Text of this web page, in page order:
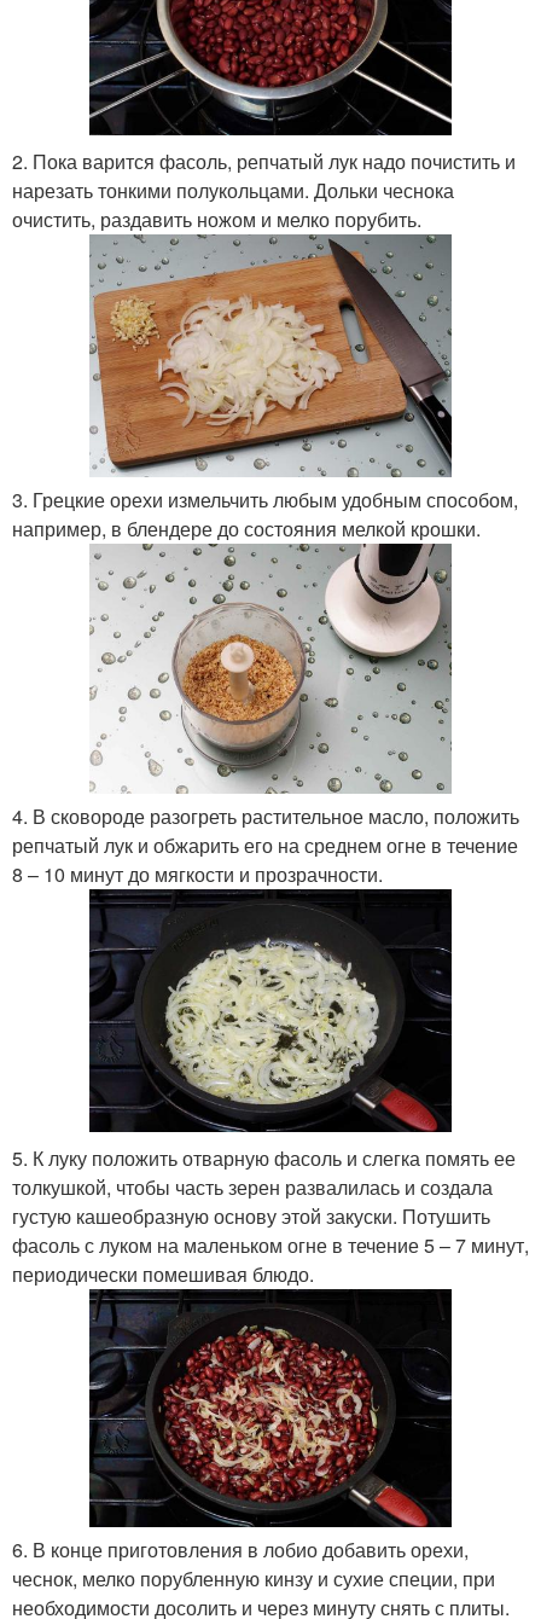
2. Пока варится фасоль, репчатый лук надо почистить и
нарезать тонкими полукольцами. Дольки чеснока
очистить, раздавить ножом и мелко порубить.
3. Грецкие орехи измельчить любым удобным способом,
например, в блендере до состояния мелкой крошки.
4. В сковороде разогреть растительное масло, положить
репчатый лук и обжарить его на среднем огне в течение
8 – 10 минут до мягкости и прозрачности.
5. К луку положить отварную фасоль и слегка помять ее
толкушкой, чтобы часть зерен развалилась и создала
густую кашеобразную основу этой закуски. Потушить
фасоль с луком на маленьком огне в течение 5 – 7 минут,
периодически помешивая блюдо.
6. В конце приготовления в лобио добавить орехи,
чеснок, мелко порубленную кинзу и сухие специи, при
необходимости досолить и через минуту снять с плиты.